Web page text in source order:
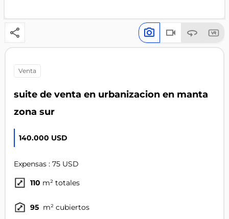
venta
suite de venta en urbanizacion en manta
zona sur
140.000 USD
Expensas : 75 USD
110 m² totales
95 m² cubiertos